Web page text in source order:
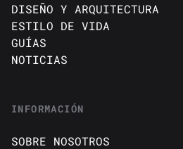
DISEÑO Y ARQUITECTURA
ESTILO DE VIDA
GUÍAS
NOTICIAS
INFORMACIÓN
SOBRE NOSOTROS